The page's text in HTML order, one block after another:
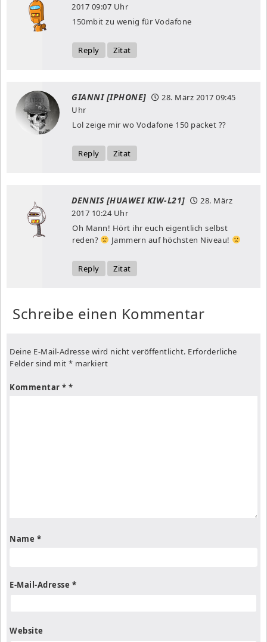
2017 09:07 Uhr
150mbit zu wenig für Vodafone
Reply Zitat
GIANNI [IPHONE] 28. März 2017 09:45
Uhr
Lol zeige mir wo Vodafone 150 packet ??
Reply Zitat
DENNIS [HUAWEI KIW-L21]
28. März
2017 10:24 Uhr
Oh Mann! Hört ihr euch eigentlich selbst
reden?
Jammern auf höchsten Niveau!
Reply Zitat
Schreibe einen Kommentar
Deine E-Mail-Adresse wird nicht veröffentlicht. Erforderliche
Felder sind mit * markiert
Kommentar *
Name *
E-Mail-Adresse *
Website